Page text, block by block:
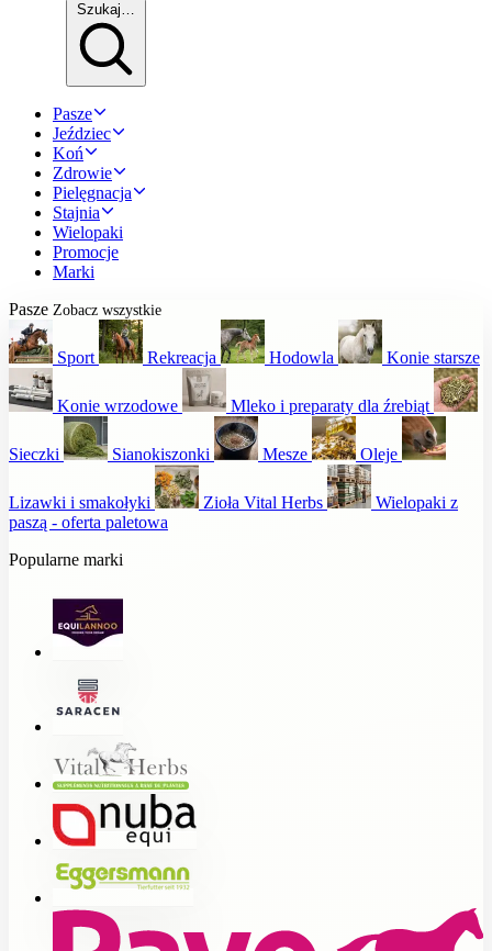
Szukaj…
Pasze
Jeździec
Koń
Zdrowie
Pielęgnacja
Stajnia
Wielopaki
Promocje
Marki
Pasze Zobacz wszystkie
Sport Rekreacja Hodowla Konie starsze
Konie wrzodowe Mleko i preparaty dla źrebiąt
Sieczki Sianokiszonki Mesze Oleje
Lizawki i smakołyki Zioła Vital Herbs
Wielopaki z
paszą - oferta paletowa
Popularne marki